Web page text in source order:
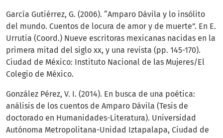
García Gutiérrez, G. (2006). “Amparo Dávila y lo insólito
del mundo. Cuentos de locura de amor y de muerte”. En E.
Urrutia (Coord.) Nueve escritoras mexicanas nacidas en la
primera mitad del siglo xx, y una revista (pp. 145-170).
Ciudad de México: Instituto Nacional de las Mujeres/El
Colegio de México.
González Pérez, V. I. (2014). En busca de una poética:
análisis de los cuentos de Amparo Dávila (Tesis de
doctorado en Humanidades-Literatura). Universidad
Autónoma Metropolitana-Unidad Iztapalapa, Ciudad de